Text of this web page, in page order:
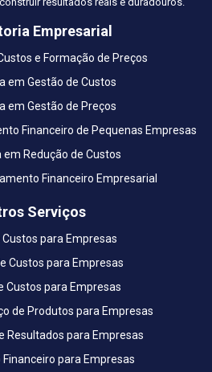
Empresarial
e Formação de Preços
em Gestão de Custos
em Gestão de Preços
Financeiro de Pequenas Empresas
em Redução de Custos
Financeiro Empresarial
Serviços
para Empresas
Custos para Empresas
Custos para Empresas
de Produtos para Empresas
Resultados para Empresas
para Empresas